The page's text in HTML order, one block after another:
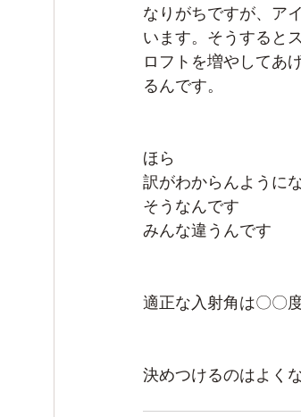
なりがちですが、ア
います。そうすると
ロフトを増やしてあ
るんです。
ほら
訳がわからんように
そうなんです
みんな違うんです
適正な入射角は〇〇
決めつけるのはよく